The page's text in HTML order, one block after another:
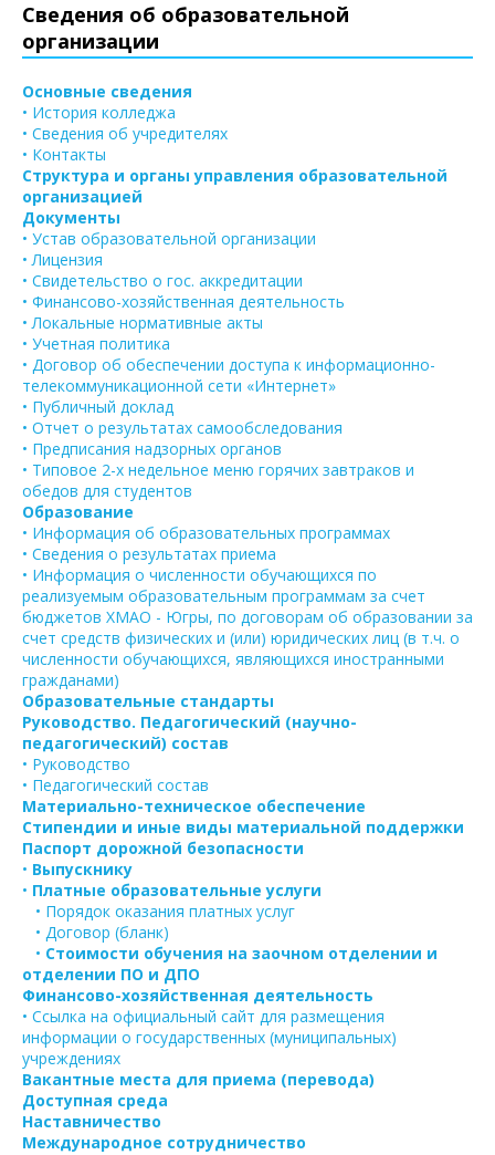
Сведения об образовательной
организации
Основные сведения
• История колледжа
• Сведения об учредителях
• Контакты
Структура и органы управления образовательной
организацией
Документы
• Устав образовательной организации
• Лицензия
• Свидетельство о гос. аккредитации
• Финансово-хозяйственная деятельность
• Локальные нормативные акты
• Учетная политика
• Договор об обеспечении доступа к информационно-
телекоммуникационной сети «Интернет»
• Публичный доклад
• Отчет о результатах самообследования
• Предписания надзорных органов
• Типовое 2-х недельное меню горячих завтраков и
обедов для студентов
Образование
• Информация об образовательных программах
• Сведения о результатах приема
• Информация о численности обучающихся по
реализуемым образовательным программам за счет
бюджетов ХМАО - Югры, по договорам об образовании за
счет средств физических и (или) юридических лиц (в т.ч. о
численности обучающихся, являющихся иностранными
гражданами)
Образовательные стандарты
Руководство. Педагогический (научно-
педагогический) состав
• Руководство
• Педагогический состав
Материально-техническое обеспечение
Стипендии и иные виды материальной поддержки
Паспорт дорожной безопасности
• Выпускнику
• Платные образовательные услуги
• Порядок оказания платных услуг
• Договор (бланк)
• Стоимости обучения на заочном отделении и
отделении ПО и ДПО
Финансово-хозяйственная деятельность
• Ссылка на официальный сайт для размещения
информации о государственных (муниципальных)
учреждениях
Вакантные места для приема (перевода)
Доступная среда
Наставничество
Международное сотрудничество